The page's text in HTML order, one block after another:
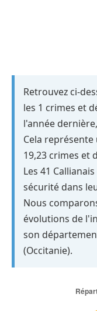
Retrouvez ci-
les 1 crimes et
l'année
Cela
19,23 crimes et
Les 41
sécurité dans
Nous
évolutions de
son
(Occitanie).